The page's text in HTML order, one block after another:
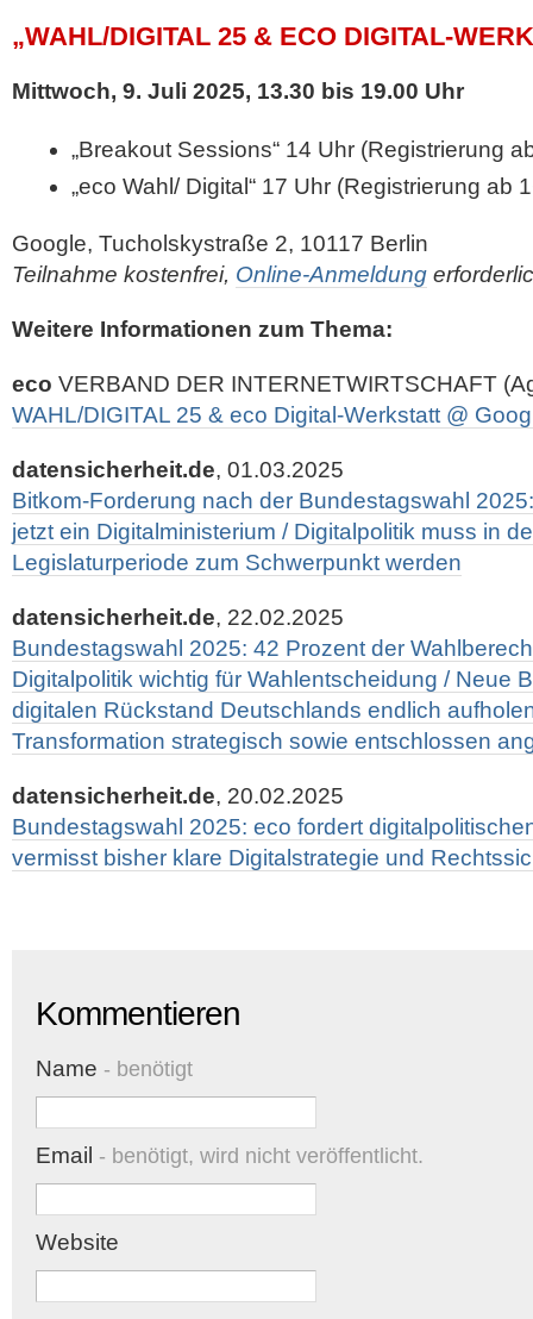
„WAHL/DIGITAL 25 & ECO DIGITAL-
Mittwoch, 9. Juli 2025, 13.30 bis 19.00 Uhr
„Breakout Sessions“ 14 Uhr (Registrierung
„eco Wahl/ Digital“ 17 Uhr (Registrierung ab
Google, Tucholskystraße 2, 10117 Berlin
Teilnahme kostenfrei, Online-Anmeldung
Weitere Informationen zum Thema:
eco VERBAND DER INTERNETWIRTSCHAFT
WAHL/DIGITAL 25 & eco Digital-Werkstatt @
datensicherheit.de, 01.03.2025
Bitkom-Forderung nach der Bundestagswahl
jetzt ein Digitalministerium / Digitalpolitik muss in
Legislaturperiode zum Schwerpunkt werden
datensicherheit.de, 22.02.2025
Bundestagswahl 2025: 42 Prozent der
Digitalpolitik wichtig für Wahlentscheidung / Neue
digitalen Rückstand Deutschlands endlich
Transformation strategisch sowie entschlossen
datensicherheit.de, 20.02.2025
Bundestagswahl 2025: eco fordert
vermisst bisher klare Digitalstrategie und
Kommentieren
Name - benötigt
Email - benötigt, wird nicht veröffentlicht.
Website